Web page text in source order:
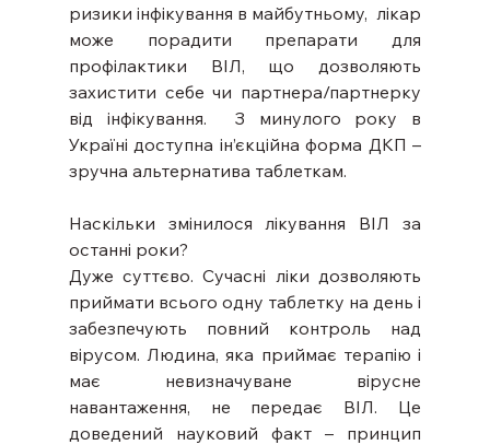
ризики інфікування в майбутньому,  лікар
може порадити препарати для
профілактики ВІЛ, що дозволяють
захистити себе чи партнера/партнерку
від інфікування.  З минулого року в
Україні доступна ін’єкційна форма ДКП –
зручна альтернатива таблеткам.
Наскільки змінилося лікування ВІЛ за
останні роки?
Дуже суттєво. Сучасні ліки дозволяють
приймати всього одну таблетку на день і
забезпечують повний контроль над
вірусом. Людина, яка приймає терапію і
має невизначуване вірусне
навантаження, не передає ВІЛ. Це
доведений науковий факт – принцип